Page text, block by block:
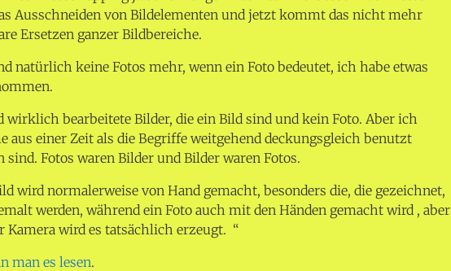
Ausschneiden von Bildelementen und jetzt kommt das nicht mehr
Ersetzen ganzer Bildbereiche.
natürlich keine Fotos mehr, wenn ein Foto bedeutet, ich habe etwas
wirklich bearbeitete Bilder, die ein Bild sind und kein Foto. Aber ich
aus einer Zeit als die Begriffe weitgehend deckungsgleich benutzt
sind. Fotos waren Bilder und Bilder waren Fotos.
wird normalerweise von Hand gemacht, besonders die, die gezeichnet,
werden, während ein Foto auch mit den Händen gemacht wird , aber
Kamera wird es tatsächlich erzeugt. “
man es lesen.